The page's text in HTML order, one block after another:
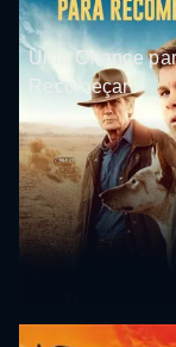
Uma Chance
Recomeçar